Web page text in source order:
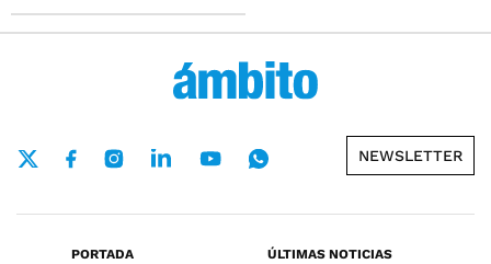
NEWSLETTER
PORTADA
ÚLTIMAS NOTICIAS